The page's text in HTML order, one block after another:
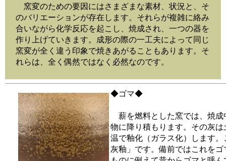
窯変のための要因にはさまざまな素材、状況と、そ
のバリエーションが存在します。それらが複雑に絡み
合いながら化学反応を起こし、焼成され、一つの器を
作り上げていきます。成形の際の一工夫によって同じ
窯変が全く違う印象で焼きあがることもあります。そ
れらは、全く偶然ではなく必然なのです。
◆ゴマ◆
薪を燃料とした窯では、焼成
物に降り積もります。その灰
温で釉化（ガラス化）します
灰釉」です。備前ではこれを